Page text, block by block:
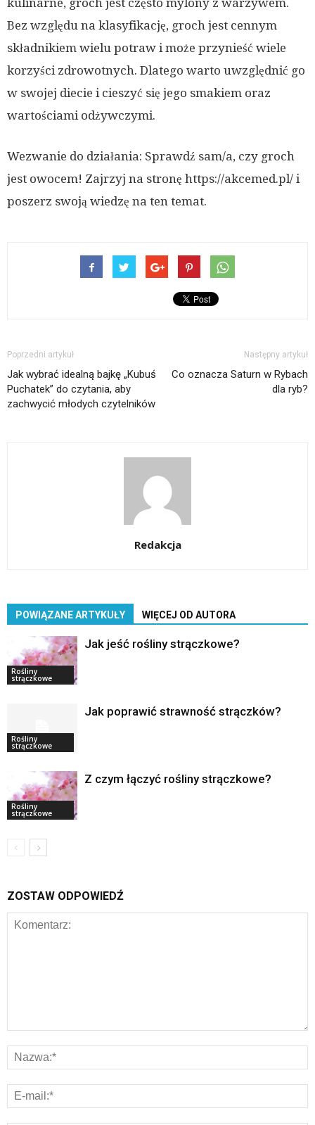
kulinarne, groch jest często mylony z warzywem.
Bez względu na klasyfikację, groch jest cennym
składnikiem wielu potraw i może przynieść wiele
korzyści zdrowotnych. Dlatego warto uwzględnić go
w swojej diecie i cieszyć się jego smakiem oraz
wartościami odżywczymi.
Wezwanie do działania: Sprawdź sam/a, czy groch
jest owocem! Zajrzyj na stronę https://akcemed.pl/ i
poszerz swoją wiedzę na ten temat.
Poprzedni artykuł
Jak wybrać idealną bajkę „Kubuś
Puchatek” do czytania, aby
zachwycić młodych czytelników
Następny artykuł
Co oznacza Saturn w Rybach
dla ryb?
Redakcja
POWIĄZANE ARTYKUŁY WIĘCEJ OD AUTORA
Rośliny
strączkowe
Jak jeść rośliny strączkowe?
Rośliny
strączkowe
Jak poprawić strawność strączków?
Rośliny
strączkowe
Z czym łączyć rośliny strączkowe?
ZOSTAW ODPOWIEDŹ